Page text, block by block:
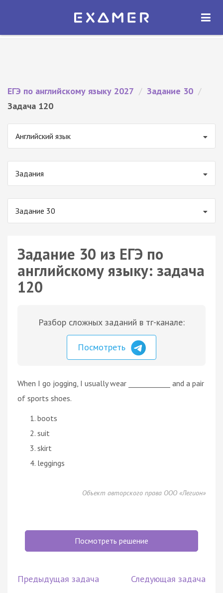
Экзамер — ЕГЭ 2027
ОТКРЫТЬ
ЕГЭ по английскому языку 2027 / Задание 30 /
Задача 120
Английский язык
Задания
Задание 30
Задание 30 из ЕГЭ по
английскому языку: задача
120
Разбор сложных заданий в тг-канале:
Посмотреть
When I go jogging, I usually wear ____________ and a pair
of sports shoes.
boots
suit
skirt
leggings
Объект авторского права ООО «Легион»
Посмотреть решение
Предыдущая задача Следующая задача